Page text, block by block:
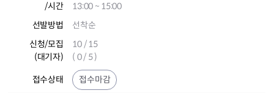
/시간
13:00 ~ 15:00
선발방법
선착순
신청/모집
(대기자)
10 / 15
( 0 / 5 )
접수상태 접수마감